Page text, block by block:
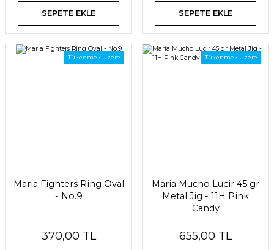
SEPETE EKLE SEPETE EKLE
Tükenmek Üzere
Maria Fighters Ring Oval
- No.9
370,00 TL
Tükenmek Üzere
Maria Mucho Lucir 45 gr
Metal Jig - 11H Pink
Candy
655,00 TL